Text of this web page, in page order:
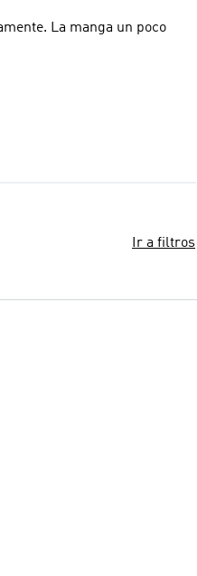
La manga un poco
Ir a filtros